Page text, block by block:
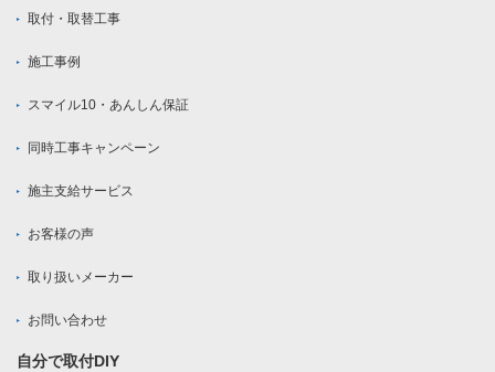
取付・取替工事
施工事例
スマイル10・あんしん保証
同時工事キャンペーン
施主支給サービス
お客様の声
取り扱いメーカー
お問い合わせ
自分で取付DIY